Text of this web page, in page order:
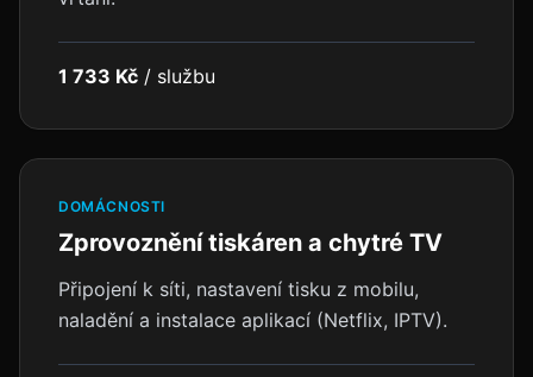
1 733 Kč / službu
DOMÁCNOSTI
Zprovoznění tiskáren a chytré TV
Připojení k síti, nastavení tisku z mobilu,
naladění a instalace aplikací (Netflix, IPTV).